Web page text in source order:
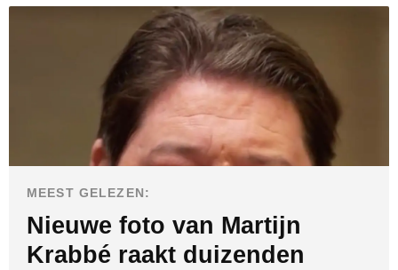
MEEST GELEZEN:
Nieuwe foto van Martijn
Krabbé raakt duizenden